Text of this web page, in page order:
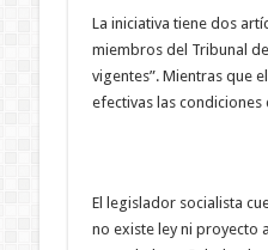
La iniciativa tiene dos
miembros del Tribunal
vigentes”. Mientras que
efectivas las condiciones
El legislador socialista
no existe ley ni proyecto